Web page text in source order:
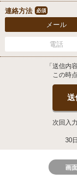
連絡方法 必須
メール
電話
「送信内
この時
送
次回入
30
画